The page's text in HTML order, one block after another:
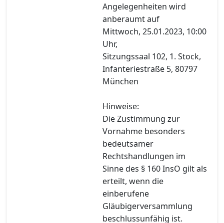
Angelegenheiten wird
anberaumt auf
Mittwoch, 25.01.2023, 10:00
Uhr,
Sitzungssaal 102, 1. Stock,
Infanteriestraße 5, 80797
München
Hinweise:
Die Zustimmung zur
Vornahme besonders
bedeutsamer
Rechtshandlungen im
Sinne des § 160 InsO gilt als
erteilt, wenn die
einberufene
Gläubigerversammlung
beschlussunfähig ist.